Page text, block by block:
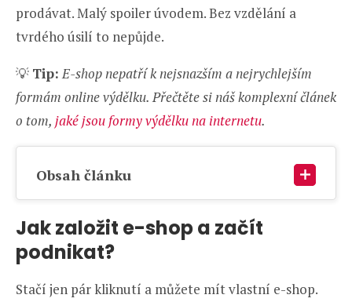
prodávat. Malý spoiler úvodem. Bez vzdělání a
tvrdého úsilí to nepůjde.
💡 Tip: E-shop nepatří k nejsnazším a nejrychlejším
formám online výdělku. Přečtěte si náš komplexní článek
o tom, jaké jsou formy výdělku na internetu.
Obsah článku
Jak založit e-shop a začít
podnikat?
Stačí jen pár kliknutí a můžete mít vlastní e-shop.